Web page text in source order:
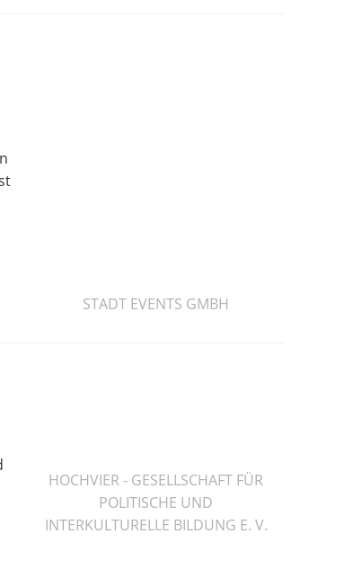
STADT EVENTS GMBH
HOCHVIER - GESELLSCHAFT FÜR
POLITISCHE UND
INTERKULTURELLE BILDUNG E. V.